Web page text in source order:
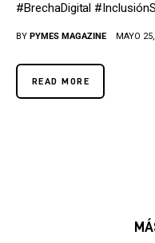
#BrechaDigital
BY PYMES MAGAZINE MAYO
READ MORE